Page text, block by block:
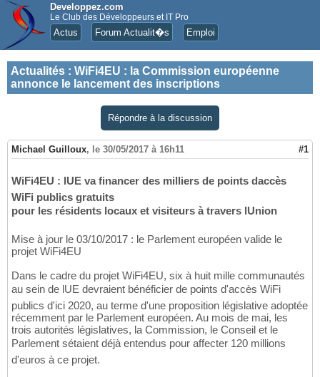
Developpez.com
Le Club des Développeurs et IT Pro
Actus Forum Actualit�s Emploi
Actualités : WiFi4EU : la Commission européenne
annonce le lancement des inscriptions
Répondre à la discussion
Michael Guilloux, le 30/05/2017 à 16h11 #1
WiFi4EU : lUE va financer des milliers de points daccès
WiFi publics gratuits
pour les résidents locaux et visiteurs à travers lUnion
Mise à jour le 03/10/2017 : le Parlement européen valide le
projet WiFi4EU
Dans le cadre du projet WiFi4EU, six à huit mille communautés
au sein de lUE devraient bénéficier de points d'accès WiFi
publics d'ici 2020, au terme d'une proposition législative adoptée
récemment par le Parlement européen. Au mois de mai, les
trois autorités législatives, la Commission, le Conseil et le
Parlement sétaient déjà entendus pour affecter 120 millions
d'euros à ce projet.